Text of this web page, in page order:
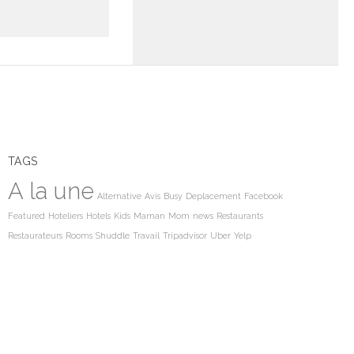
TAGS
A la une Alternative Avis Busy Deplacement Facebook
Featured Hoteliers Hotels Kids Maman Mom news Restaurants
Restaurateurs Rooms Shuddle Travail Tripadvisor Uber Yelp